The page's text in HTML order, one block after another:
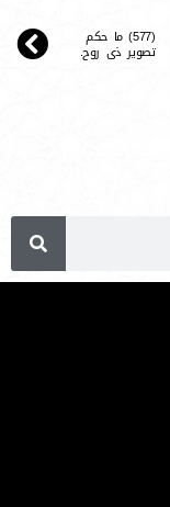
(577) ما حكم
تصوير ذى روح.